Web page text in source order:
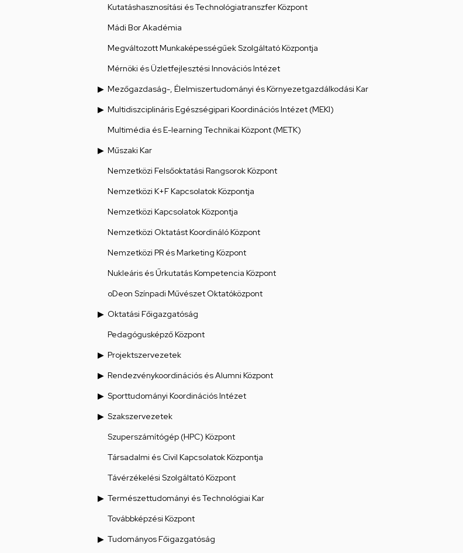
Kutatáshasznosítási és Technológiatranszfer Központ
Mádi Bor Akadémia
Megváltozott Munkaképességűek Szolgáltató Központja
Mérnöki és Üzletfejlesztési Innovációs Intézet
Mezőgazdaság-, Élelmiszertudományi és Környezetgazdálkodási Kar
Multidiszciplináris Egészségipari Koordinációs Intézet (MEKI)
Multimédia és E-learning Technikai Központ (METK)
Műszaki Kar
Nemzetközi Felsőoktatási Rangsorok Központ
Nemzetközi K+F Kapcsolatok Központja
Nemzetközi Kapcsolatok Központja
Nemzetközi Oktatást Koordináló Központ
Nemzetközi PR és Marketing Központ
Nukleáris és Űrkutatás Kompetencia Központ
oDeon Színpadi Művészet Oktatóközpont
Oktatási Főigazgatóság
Pedagógusképző Központ
Projektszervezetek
Rendezvénykoordinációs és Alumni Központ
Sporttudományi Koordinációs Intézet
Szakszervezetek
Szuperszámítógép (HPC) Központ
Társadalmi és Civil Kapcsolatok Központja
Távérzékelési Szolgáltató Központ
Természettudományi és Technológiai Kar
Továbbképzési Központ
Tudományos Főigazgatóság